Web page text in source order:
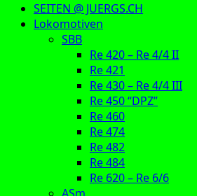
SEITEN @ JUERGS.CH
Lokomotiven
SBB
Re 420 – Re 4/4 II
Re 421
Re 430 – Re 4/4 III
Re 450 “DPZ”
Re 460
Re 474
Re 482
Re 484
Re 620 – Re 6/6